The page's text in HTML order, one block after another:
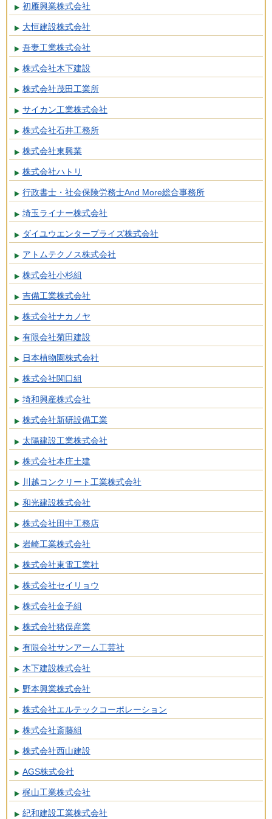
初雁興業株式会社
大恒建設株式会社
吾妻工業株式会社
株式会社木下建設
株式会社茂田工業所
サイカン工業株式会社
株式会社石井工務所
株式会社東興業
株式会社ハトリ
行政書士・社会保険労務士And More総合事務所
埼玉ライナー株式会社
ダイユウエンタープライズ株式会社
アトムテクノス株式会社
株式会社小杉組
吉備工業株式会社
株式会社ナカノヤ
有限会社菊田建設
日本植物園株式会社
株式会社関口組
埼和興産株式会社
株式会社新研設備工業
太陽建設工業株式会社
株式会社本庄土建
川越コンクリート工業株式会社
和光建設株式会社
株式会社田中工務店
岩崎工業株式会社
株式会社東電工業社
株式会社セイリョウ
株式会社金子組
株式会社猪俣産業
有限会社サンアーム工芸社
木下建設株式会社
野本興業株式会社
株式会社エルテックコーポレーション
株式会社斎藤組
株式会社西山建設
AGS株式会社
梶山工業株式会社
紀和建設工業株式会社